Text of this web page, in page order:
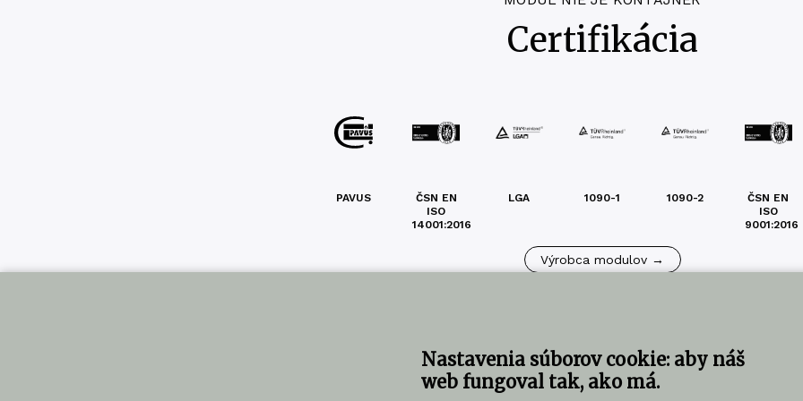
Nastavenia súborov cookie: aby náš
web fungoval tak, ako má.
Certifikácia
PAVUS
ČSN EN
ISO
14001:2016
LGA 1090-1 1090-2
ČSN EN
ISO
9001:2016
Výrobca modulov →